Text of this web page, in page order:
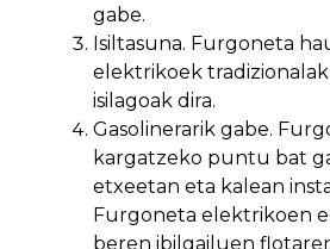
gabe.
Isiltasuna. Furgoneta
elektrikoek tradizionalak
isilagoak dira.
Gasolinerarik gabe.
kargatzeko puntu bat
etxeetan eta kalean
Furgoneta elektrikoen
beren ibilgailuen